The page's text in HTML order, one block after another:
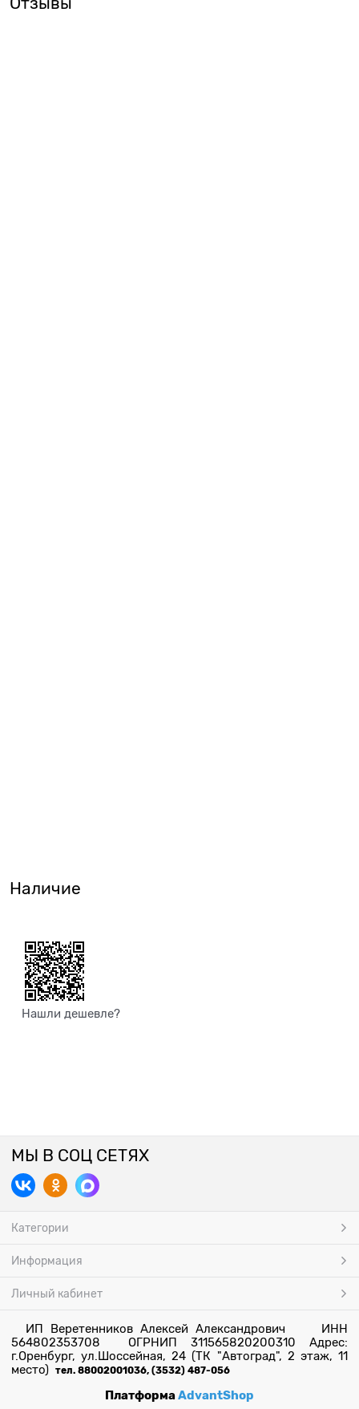
Наличие
Нашли дешевле?
МЫ В СОЦ СЕТЯХ
Категории
Информация
Личный кабинет
ИП Веретенников Алексей Александрович ИНН
564802353708 ОГРНИП 311565820200310 Адрес:
г.Оренбург, ул.Шоссейная, 24 (ТК "Автоград", 2 этаж, 11
место) тел. 88002001036, (3532) 487-056
ПлатформаAdvantShop